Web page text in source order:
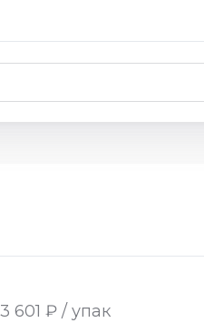
3 601 ₽ / упак